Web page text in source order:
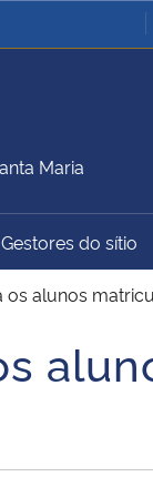
Ministério da
Ministério do
Desenvolvimento
Advocacia-Geral
Maria
Gestores do sítio
os alunos